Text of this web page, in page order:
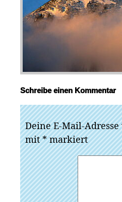
Schreibe einen Kommentar
Deine E-Mail-
mit*markiert